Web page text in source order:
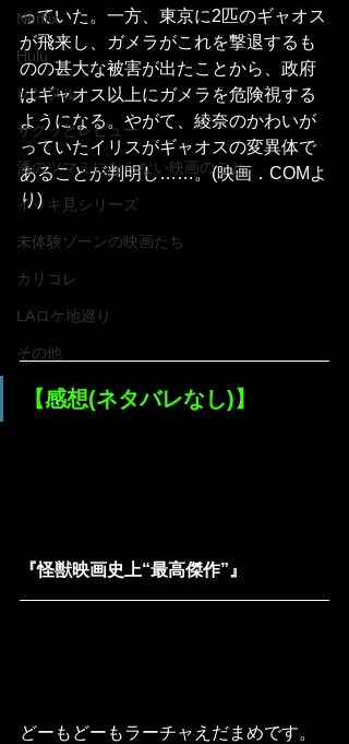
Netflix
Hulu
レンタル
サクッとレビュー
酒のツマミにならない映画のこと
イッキ見シリーズ
未体験ゾーンの映画たち
カリコレ
LAロケ地巡り
その他
っていた。一方、東京に2匹のギャオス
が飛来し、ガメラがこれを撃退するも
のの甚大な被害が出たことから、政府
はギャオス以上にガメラを危険視する
ようになる。やがて、綾奈のかわいが
っていたイリスがギャオスの変異体で
あることが判明し……。(映画．COMよ
り)
【感想(ネタバレなし)】
『怪獣映画史上“最高傑作”』
どーもどーもラーチャえだまめです。